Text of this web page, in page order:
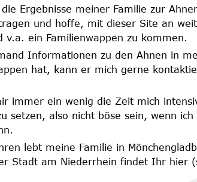
Ergebnisse meiner Familie zur
und hoffe, mit dieser Site an
v.a. ein Familienwappen zu kommen.
Informationen zu den Ahnen in
hat, kann er mich gerne
immer ein wenig die Zeit mich
setzen, also nicht böse sein, wenn
lebt meine Familie in
Stadt am Niederrhein findet Ihr hier